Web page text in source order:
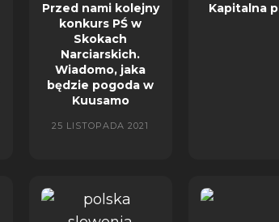
Przed nami kolejny
konkurs PŚ w
Skokach
Narciarskich.
Wiadomo, jaka
będzie pogoda w
Kuusamo
25 LISTOPADA 2021
Kapitalna